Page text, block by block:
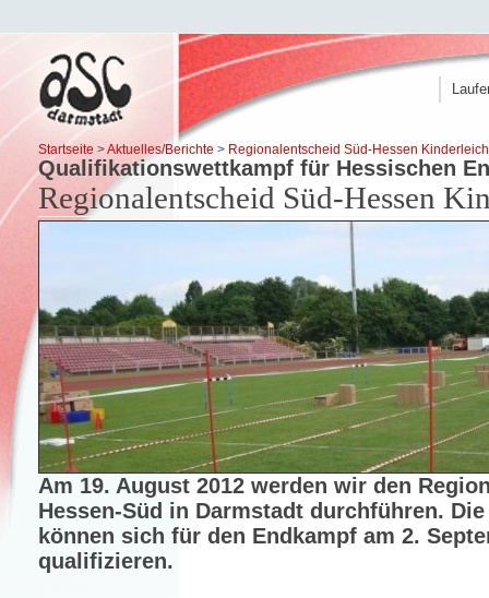
Startseite >Aktuelles/Berichte > Regionalentscheid Süd-Hessen
Qualifikationswettkampf für Hessischen
Regionalentscheid Süd-Hessen
Am 19. August 2012 werden wir den
Hessen-Süd in Darmstadt durchführen.
können sich für den Endkampf am 2.
qualifizieren.